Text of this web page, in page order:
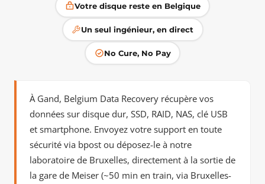
Votre disque reste en Belgique
Un seul ingénieur, en direct
No Cure, No Pay
À Gand, Belgium Data Recovery récupère vos
données sur disque dur, SSD, RAID, NAS, clé USB
et smartphone. Envoyez votre support en toute
sécurité via bpost ou déposez-le à notre
laboratoire de Bruxelles, directement à la sortie de
la gare de Meiser (~50 min en train, via Bruxelles-